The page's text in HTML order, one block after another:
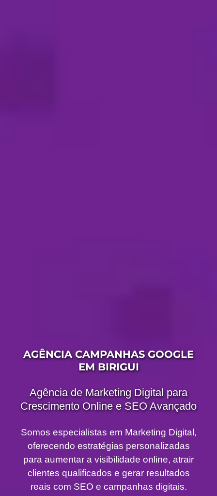
AGÊNCIA CAMPANHAS GOOGLE
EM BIRIGUI
Agência de Marketing Digital para
Crescimento Online e SEO Avançado
Somos especialistas em Marketing Digital,
oferecendo estratégias personalizadas
para aumentar a visibilidade online, atrair
clientes qualificados e gerar resultados
reais com SEO e campanhas digitais.